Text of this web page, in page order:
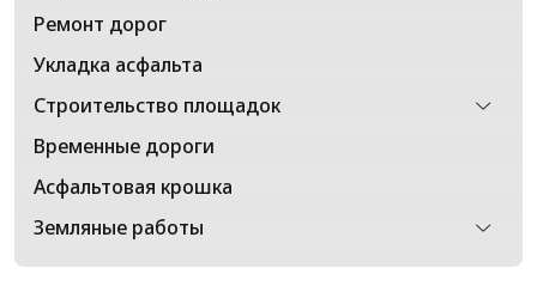
Ремонт дорог
Укладка асфальта
Строительство площадок
Временные дороги
Асфальтовая крошка
Земляные работы